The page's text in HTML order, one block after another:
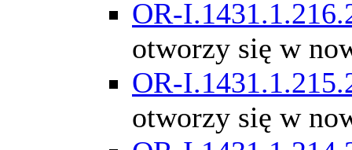
OR-
otworzy się w
OR-
otworzy się w